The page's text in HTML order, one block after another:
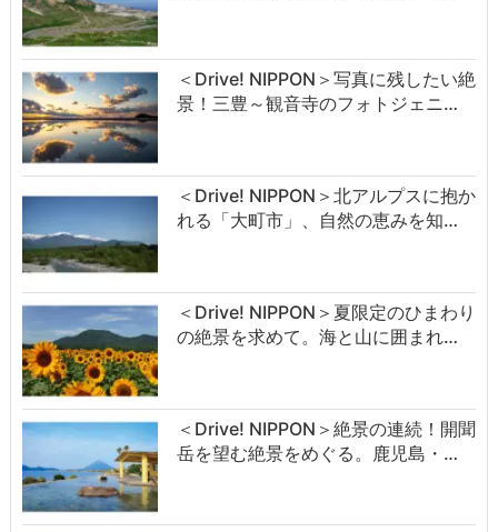
＜Drive! NIPPON＞写真に残したい絶
景！三豊～観音寺のフォトジェニ…
＜Drive! NIPPON＞北アルプスに抱か
れる「大町市」、自然の恵みを知…
＜Drive! NIPPON＞夏限定のひまわり
の絶景を求めて。海と山に囲まれ…
＜Drive! NIPPON＞絶景の連続！開聞
岳を望む絶景をめぐる。鹿児島・…